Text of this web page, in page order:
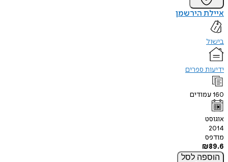
איילת הירשמן
בישול
ידיעות ספרים
160עמודים
אוגוסט
2014
מודפס
₪89.6
הוספה לסל